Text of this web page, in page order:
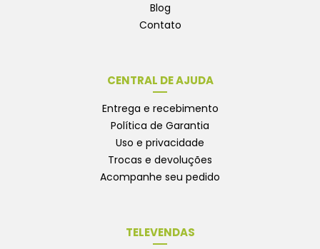
Blog
Contato
CENTRAL DE AJUDA
Entrega e recebimento
Política de Garantia
Uso e privacidade
Trocas e devoluções
Acompanhe seu pedido
TELEVENDAS